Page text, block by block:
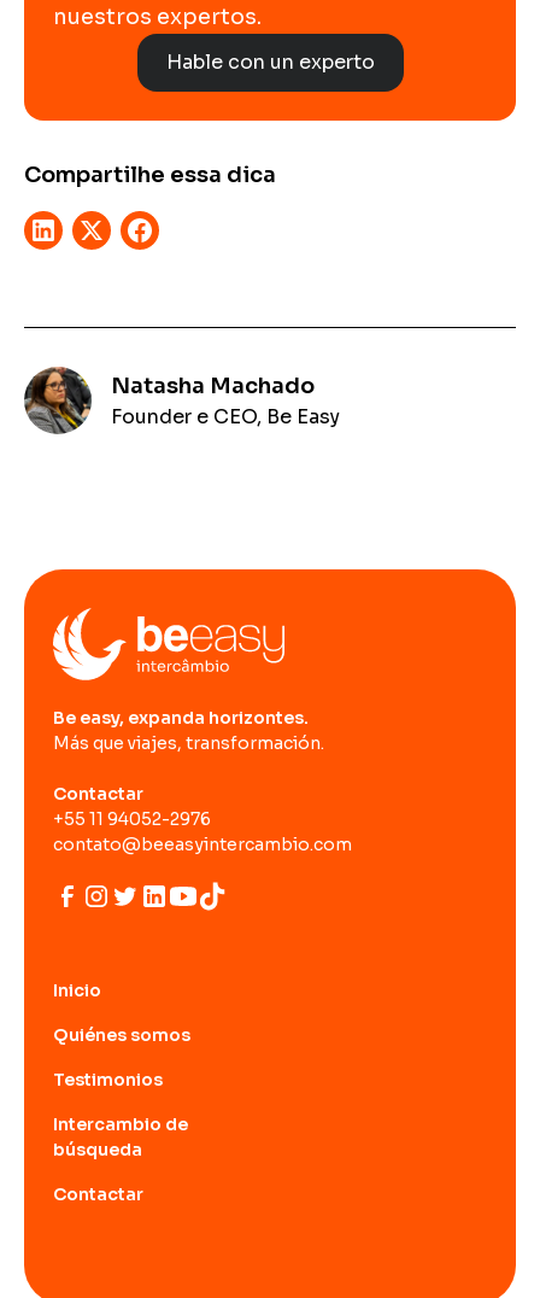
nuestros expertos.
Hable con un experto
Compartilhe essa dica
Natasha Machado
Founder e CEO, Be Easy
Be easy, expanda horizontes.
Más que viajes, transformación.
Contactar
+55 11 94052-2976
contato@beeasyintercambio.com
Inicio
Quiénes somos
Testimonios
Intercambio de
búsqueda
Contactar